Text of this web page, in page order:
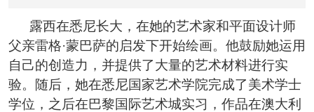
露西在悉尼长大，在她的艺术家和平面设计师
父亲雷格·蒙巴萨的启发下开始绘画。他鼓励她运用
自己的创造力，并提供了大量的艺术材料进行实
验。随后，她在悉尼国家艺术学院完成了美术学士
学位，之后在巴黎国际艺术城实习，作品在澳大利